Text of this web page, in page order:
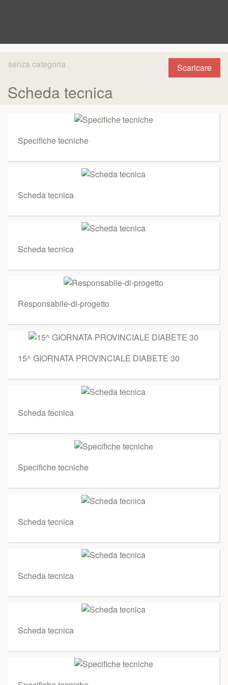
Scaricare
senza categoria
Scheda tecnica
Specifiche tecniche
Scheda tecnica
Scheda tecnica
Responsabile-di-progetto
15^ GIORNATA PROVINCIALE DIABETE 30
Scheda tecnica
Specifiche tecniche
Scheda tecnica
Scheda tecnica
Scheda tecnica